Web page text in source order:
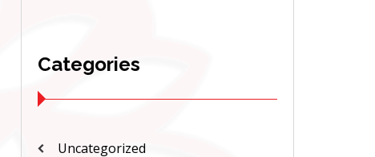
Categories
Uncategorized